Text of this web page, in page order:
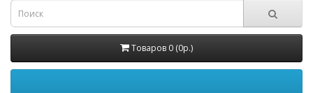
Товаров 0 (0р.)